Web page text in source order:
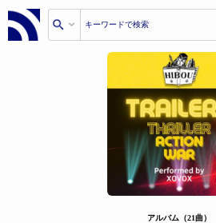
アルバム（21曲）